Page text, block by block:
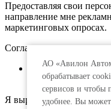
АО «Авилон
обрабатывает
сервисов и чтобы
удобнее. Вы
Предоставляя свои
направление мне
маркетинговых опросах.
Согласие
АО «Авилон АГ»,
Волгоградский
Я выражаю согласие на